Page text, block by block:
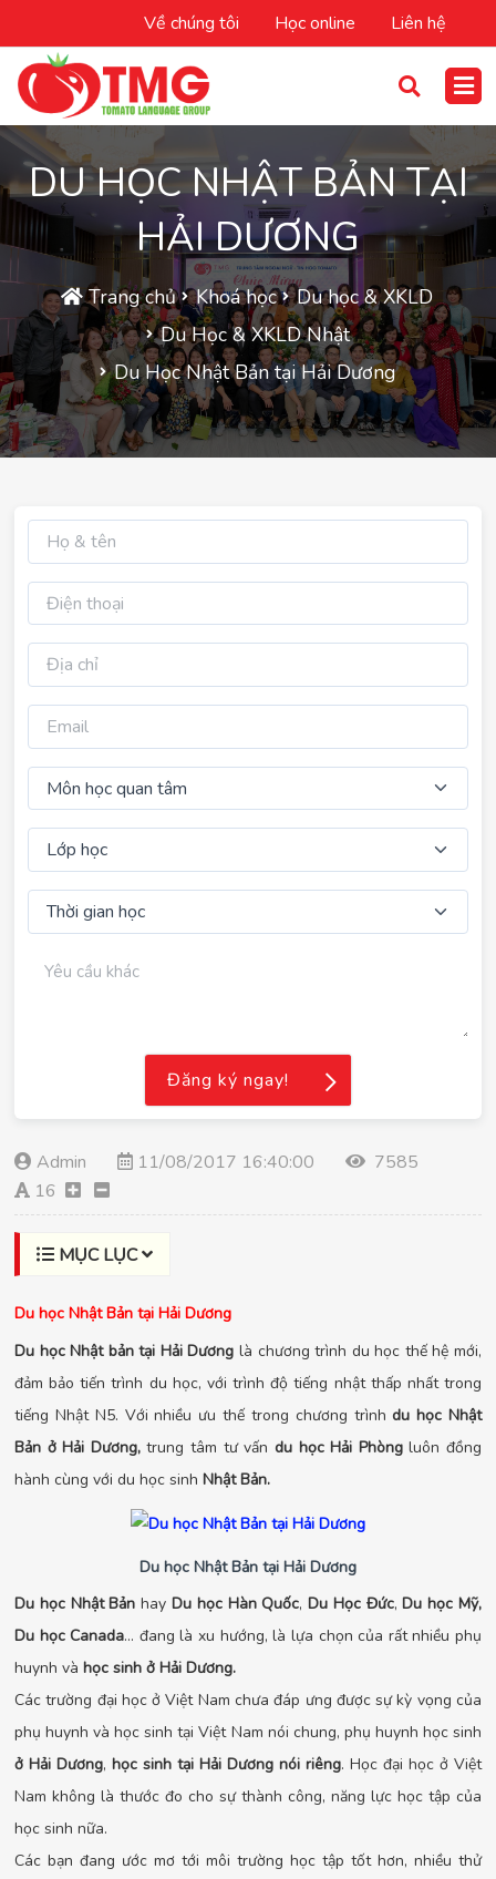
Về chúng tôi Học online Liên hệ
DU HỌC NHẬT BẢN TẠI
HẢI DƯƠNG
Trang chủ Khoá học
Du học & XKLD
Du Học & XKLD Nhật
Du Học Nhật Bản tại Hải Dương
Admin 11/08/2017 16:40:00
7585
16
MỤC LỤC
Du học Nhật Bản tại Hải Dương
Du học Nhật bản tại Hải Dương là chương trình du học thế hệ mới,
đảm bảo tiến trình du học, với trình độ tiếng nhật thấp nhất trong
tiếng Nhật N5. Với nhiều ưu thế trong chương trìnhdu học Nhật
Bản ở Hải Dương,trung tâm tư vấn du học Hải Phòngluôn đồng
hành cùng với du học sinh Nhật Bản.
Du học Nhật Bản tại Hải Dương
Du học Nhật Bản hay Du học Hàn Quốc,Du Học Đức,Du học Mỹ,
Du học Canada… đang là xu hướng, là lựa chọn của rất nhiều phụ
huynh và học sinh ở Hải Dương.
Các trường đại học ở Việt Nam chưa đáp ưng được sự kỳ vọng của
phụ huynh và học sinh tại Việt Nam nói chung, phụ huynh học sinh
ở Hải Dương, học sinh tại Hải Dương nói riêng. Học đại học ở Việt
Nam không là thước đo cho sự thành công, năng lực học tập của
học sinh nữa.
Các bạn đang ước mơ tới môi trường học tập tốt hơn, nhiều thử
Đăng ký ngay!